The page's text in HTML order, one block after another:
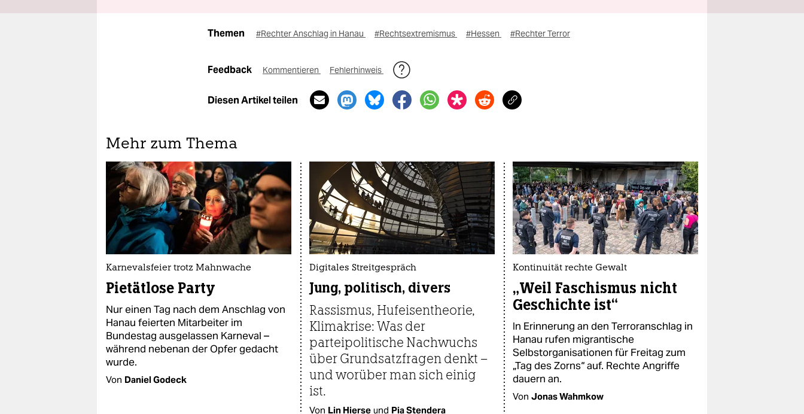
Themen #Rechter Anschlag in Hanau #Rechtsextremismus #Hessen #Rechter Terror
Feedback Kommentieren Fehlerhinweis
Diesen Artikel teilen
Mehr zum Thema
Karnevalsfeier trotz Mahnwache
Pietätlose Party
Nur einen Tag nach dem Anschlag von
Hanau feierten Mitarbeiter im
Bundestag ausgelassen Karneval –
während nebenan der Opfer gedacht
wurde.
Von Daniel Godeck
Digitales Streitgespräch
Jung, politisch, divers
Rassismus, Hufeisentheorie,
Klimakrise: Was der
parteipolitische Nachwuchs
über Grundsatzfragen denkt –
und worüber man sich einig
ist.
Von Lin Hierse und Pia Stendera
Kontinuität rechte Gewalt
„Weil Faschismus nicht
Geschichte ist“
In Erinnerung an den Terroranschlag in
Hanau rufen migrantische
Selbstorganisationen für Freitag zum
„Tag des Zorns“ auf. Rechte Angriffe
dauern an.
Von Jonas Wahmkow